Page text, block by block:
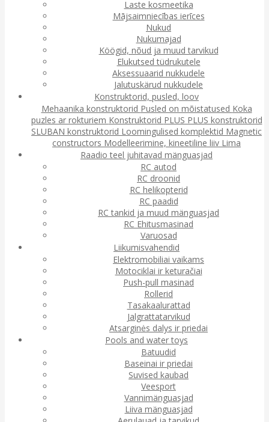
Laste kosmeetika
Mājsaimniecības ierīces
Nukud
Nukumajad
Köögid, nõud ja muud tarvikud
Elukutsed tüdrukutele
Aksessuaarid nukkudele
Jalutuskärud nukkudele
Konstruktorid, pusled, loov
Mehaanika konstruktorid Pusled on mõistatused Koka
puzles ar rokturiem Konstruktorid PLUS PLUS konstruktorid
SLUBAN konstruktorid Loomingulised komplektid Magnetic
constructors Modelleerimine, kineetiline liiv Lima
Raadio teel juhitavad mänguasjad
RC autod
RC droonid
RC helikopterid
RC paadid
RC tankid ja muud mänguasjad
RC Ehitusmasinad
Varuosad
Liikumisvahendid
Elektromobiliai vaikams
Motociklai ir keturačiai
Push-pull masinad
Rollerid
Tasakaalurattad
Jalgrattatarvikud
Atsarginės dalys ir priedai
Pools and water toys
Batuudid
Baseinai ir priedai
Suvised kaubad
Veesport
Vannimänguasjad
Liiva mänguasjad